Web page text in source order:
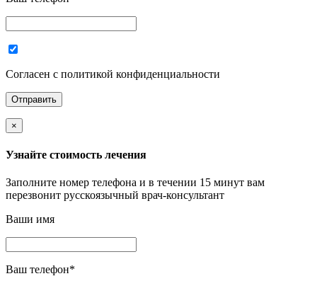
Согласен с политикой конфиденциальности
×
Узнайте стоимость лечения
Заполните номер телефона и в течении 15 минут вам
перезвонит русскоязычный врач-консультант
Ваши имя
Ваш телефон*